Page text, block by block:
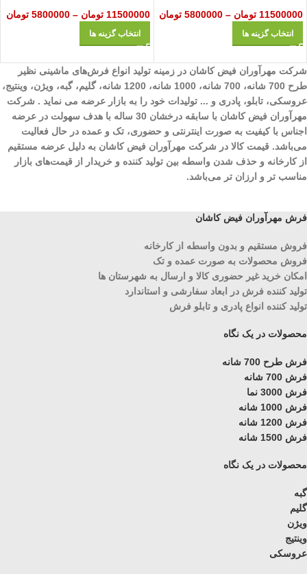
11500000 تومان –
5800000 تومان
انتخاب گزینه ها
11500000 تومان –
5800000 تومان
انتخاب گزینه ها
شرکت مهرآوران فیض کاشان در زمینه تولید انواع فرش‌های ماشینی نظیر
طرح 700 شانه، 700 شانه، 1000 شانه، 1200 شانه، گلیم، گبه، ویژن، وینتیج،
عروسکی، تابلو، پادری و ... تولیدات خود را به بازار عرضه می نماید . شرکت
مهرآوران فیض کاشان با سابقه درخشان 30 ساله با هدف سهولت در عرضه
اجناس با کیفیت به صورت اینترنتی و حضوری، تک و عمده در حال فعالیت
می‌باشد. قیمت کالا در شرکت مهرآوران فیض کاشان به دلیل عرضه مستقیم
از کارخانه و حذف شدن واسطه بین تولید کننده و خریدار از قیمت‌های بازار
مناسب تر و ارزان تر می‌باشد.
فرش مهرآوران فیض کاشان
فروش مستقیم و بدون واسطه از کارخانه
فروش محصولات به صورت عمده و تک
امکان خرید غیر حضوری کالا و ارسال به شهرستان ها
تولید کننده فرش در ابعاد سفارشی و استاندارد
تولید کننده انواع پادری و تابلو فرش
محصولات در یک نگاه
فرش طرح 700 شانه
فرش 700 شانه
فرش 3000 نما
فرش 1000 شانه
فرش 1200 شانه
فرش 1500 شانه
محصولات در یک نگاه
گبه
گلیم
ویژن
وینتیج
عروسکی